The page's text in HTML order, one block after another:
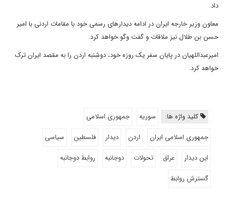
داد.
معاون وزیر خارجه ایران در ادامه دیدارهای رسمی خود با مقامات اردنی با امیر
حسن بن طلال نیز ملاقات و گفت وگو خواهد کرد.
امیرعبداللهیان در پایان سفر یک روزه خود، دوشنبه اردن را به مقصد ایران ترک
خواهد کرد.
کلید واژه ها: سوریه
جمهوری اسلامی
جمهوری اسلامی ایران
اردن دیدار فلسطین
سیاسی
این دیدار
عراق تحولات دوجانبه
روابط دوجانبه
گسترش روابط